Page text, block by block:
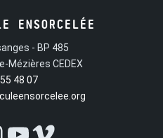
ENSORCELÉE
- BP 485
Mézières CEDEX
48 07